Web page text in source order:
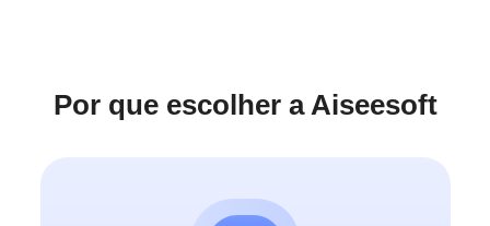
Por que escolher a Aiseesoft